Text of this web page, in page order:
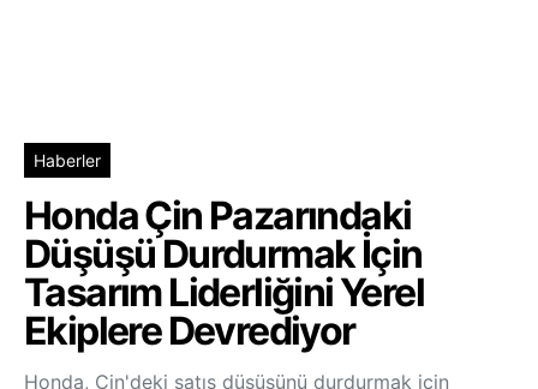
Haberler
Honda Çin Pazarındaki
Düşüşü Durdurmak İçin
Tasarım Liderliğini Yerel
Ekiplere Devrediyor
Honda, Çin'deki satış düşüşünü durdurmak için